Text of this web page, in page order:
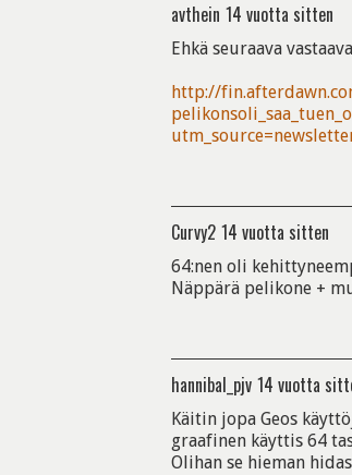
avthein 14 vuotta sitten
Ehkä seuraava
http://
Curvy2 14 vuotta sitten
64:nen oli
Näppärä pelikone +
hannibal_pjv 14 vuotta
Käitin jopa Geos
graafinen käyttis 64
Olihan se hieman